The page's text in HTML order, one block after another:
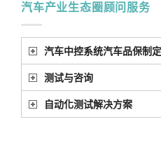
汽车产业生态圈顾问服务
汽车中控系统汽车品保制定
测试与咨询
自动化测试解决方案